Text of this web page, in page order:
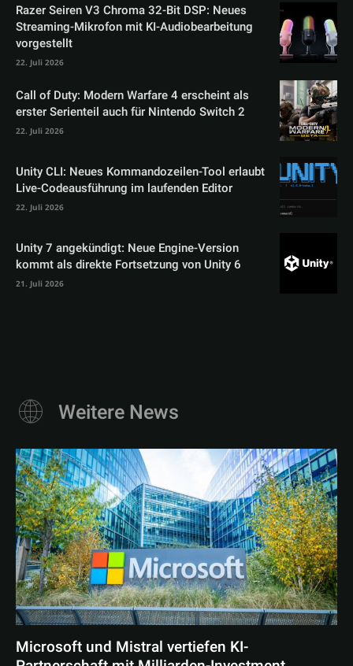
Razer Seiren V3 Chroma 32-Bit DSP: Neues
Streaming-Mikrofon mit KI-Audiobearbeitung
vorgestellt
22. Juli 2026
Call of Duty: Modern Warfare 4 erscheint als
erster Serienteil auch für Nintendo Switch 2
22. Juli 2026
Unity CLI: Neues Kommandozeilen-Tool erlaubt
Live-Codeausführung im laufenden Editor
22. Juli 2026
Unity 7 angekündigt: Neue Engine-Version
kommt als direkte Fortsetzung von Unity 6
21. Juli 2026
Weitere News
Microsoft und Mistral vertiefen KI-